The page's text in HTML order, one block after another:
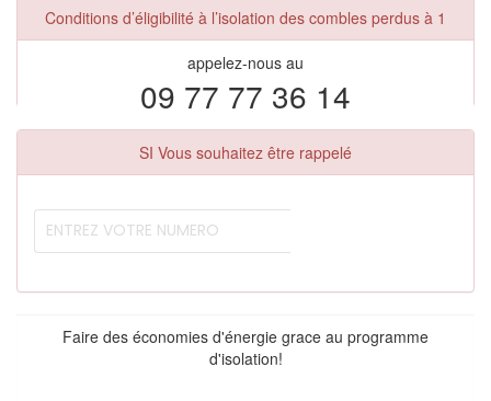
Conditions d’éligibilité à l’isolation des combles perdus à 1
appelez-nous au
09 77 77 36 14
SI Vous souhaitez être rappelé
Faire des économies d'énergie grace au programme
d'isolation!